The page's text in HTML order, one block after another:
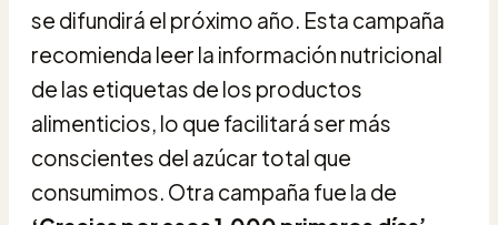
se difundirá el próximo año. Esta campaña
recomienda leer la información nutricional
de las etiquetas de los productos
alimenticios, lo que facilitará ser más
conscientes del azúcar total que
consumimos. Otra campaña fue la de